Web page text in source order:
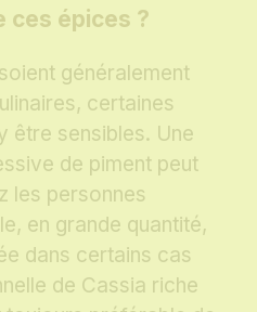
ces épices ?
généralement
certaines
être sensibles. Une
de piment peut
les personnes
en grande quantité,
dans certains cas
de Cassia riche